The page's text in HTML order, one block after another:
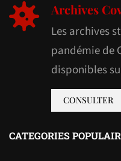
Archives
Les archives
pandémie de
disponibles
CONSULTER
CATEGORIES